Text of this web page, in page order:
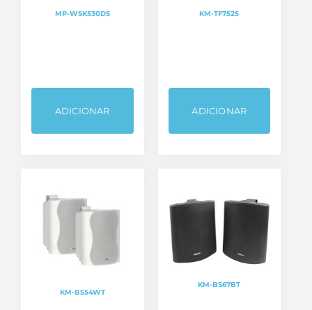
MP-WSK530DS
ADICIONAR
KM-TF7525
ADICIONAR
KM-BS54WT
KM-BS67BT